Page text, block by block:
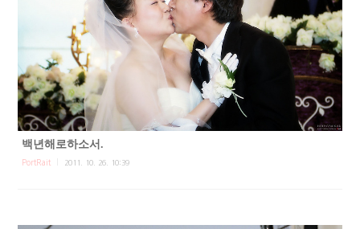
백년해로하소서.
PortRait 2011. 10. 26. 10:39